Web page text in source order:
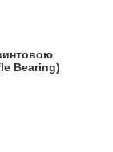
Bearing)